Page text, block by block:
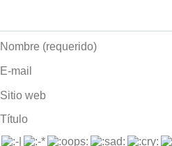
Nombre (requerido)
E-mail
Sitio web
Título